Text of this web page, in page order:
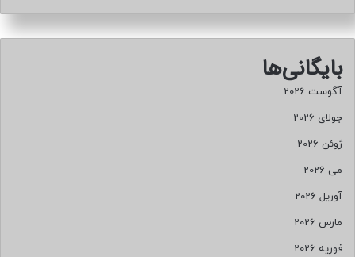
بایگانی‌ها
آگوست 2026
جولای 2026
ژوئن 2026
می 2026
آوریل 2026
مارس 2026
فوریه 2026